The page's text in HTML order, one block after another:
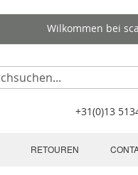
Wilkommen bei
+31(0)13
RETOUREN